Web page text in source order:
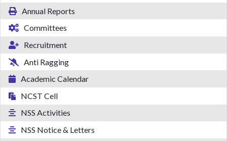
Annual Reports
Committees
Recruitment
Anti Ragging
Academic Calendar
NCST Cell
NSS Activities
NSS Notice & Letters